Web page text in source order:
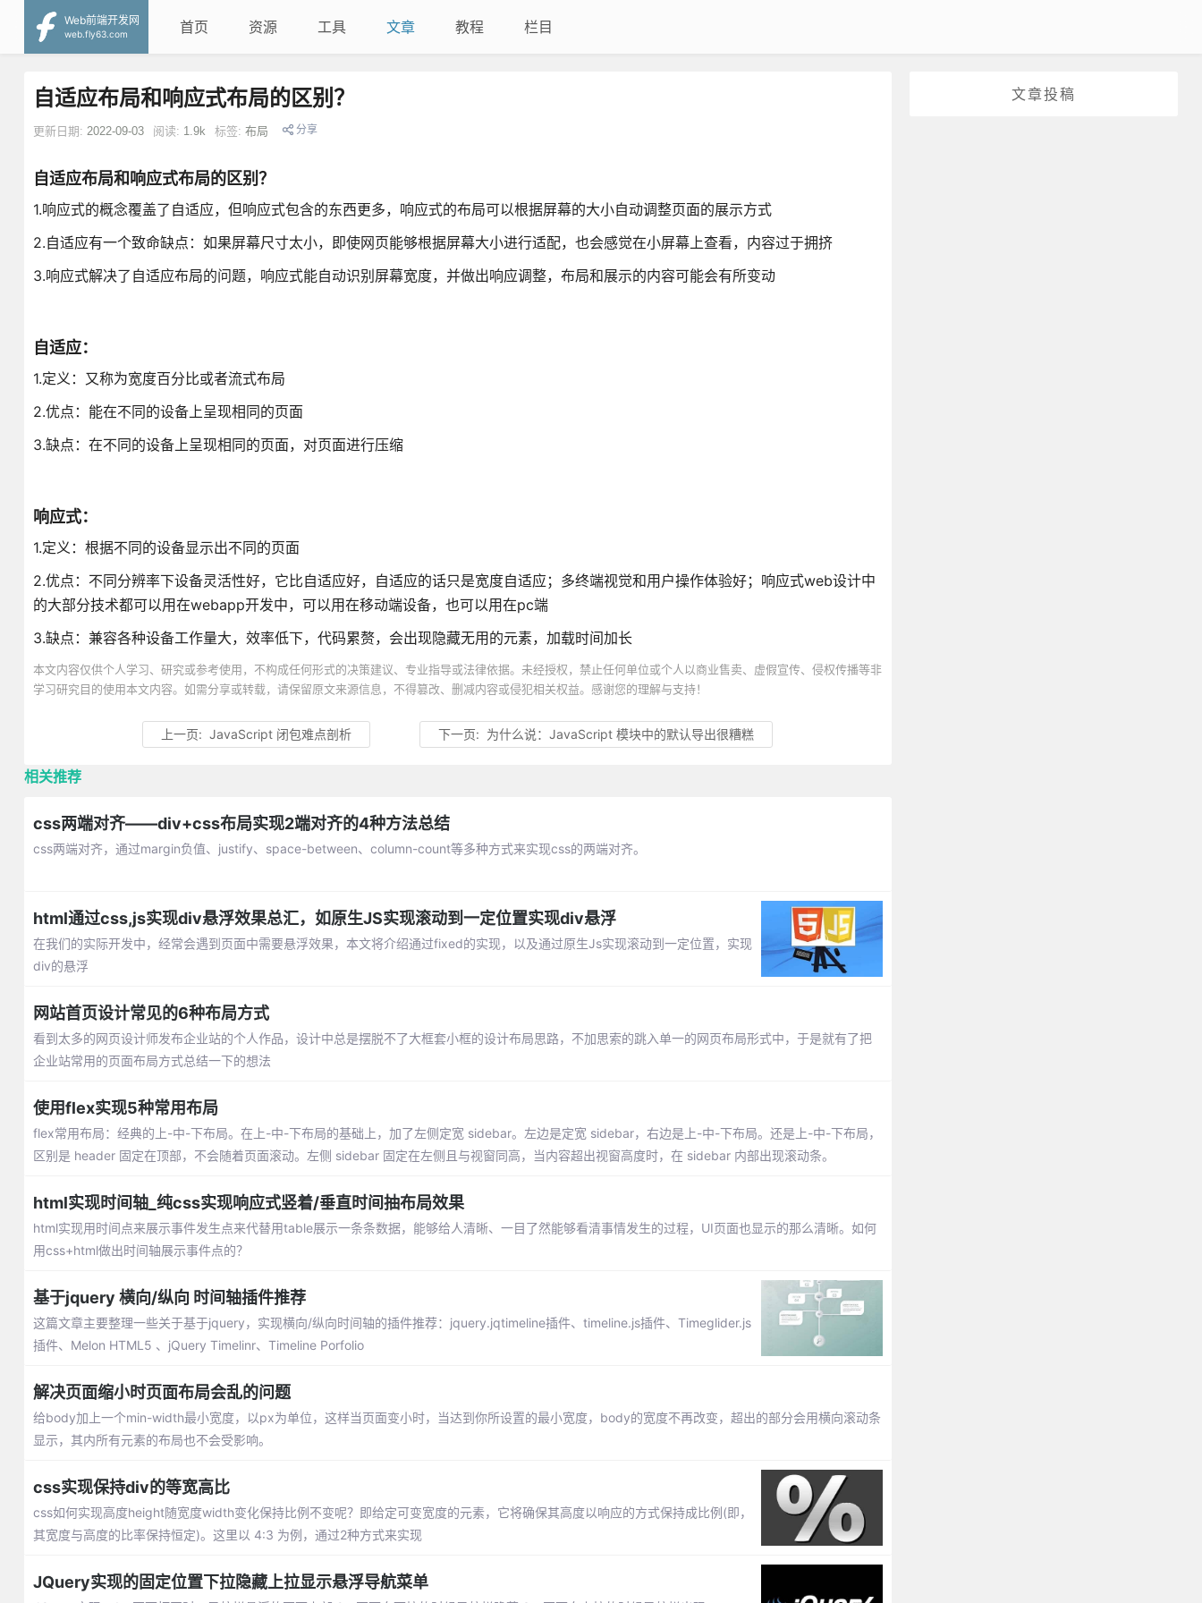
Web前端开发网
web.fly63.com
首页 资源 工具 文章 教程 栏目
文章投稿
自适应布局和响应式布局的区别？
更新日期: 2022-09-03 阅读: 1.9k 标签: 布局 分享
自适应布局和响应式布局的区别？
1.响应式的概念覆盖了自适应，但响应式包含的东西更多，响应式的布局可以根据屏幕的大小自动调整页面的展示方式
2.自适应有一个致命缺点：如果屏幕尺寸太小，即使网页能够根据屏幕大小进行适配，也会感觉在小屏幕上查看，内容过于拥挤
3.响应式解决了自适应布局的问题，响应式能自动识别屏幕宽度，并做出响应调整，布局和展示的内容可能会有所变动
自适应：
1.定义：又称为宽度百分比或者流式布局
2.优点：能在不同的设备上呈现相同的页面
3.缺点：在不同的设备上呈现相同的页面，对页面进行压缩
响应式：
1.定义：根据不同的设备显示出不同的页面
2.优点：不同分辨率下设备灵活性好，它比自适应好，自适应的话只是宽度自适应；多终端视觉和用户操作体验好；响应式web设计中
的大部分技术都可以用在webapp开发中，可以用在移动端设备，也可以用在pc端
3.缺点：兼容各种设备工作量大，效率低下，代码累赘，会出现隐藏无用的元素，加载时间加长
本文内容仅供个人学习、研究或参考使用，不构成任何形式的决策建议、专业指导或法律依据。未经授权，禁止任何单位或个人以商业售卖、虚假宣传、侵权传播等非
学习研究目的使用本文内容。如需分享或转载，请保留原文来源信息，不得篡改、删减内容或侵犯相关权益。感谢您的理解与支持！
上一页:JavaScript 闭包难点剖析 下一页: 为什么说：JavaScript 模块中的默认导出很糟糕
相关推荐
css两端对齐——div+css布局实现2端对齐的4种方法总结
css两端对齐，通过margin负值、justify、space-between、column-count等多种方式来实现css的两端对齐。
html通过css,js实现div悬浮效果总汇，如原生JS实现滚动到一定位置实现div悬浮
在我们的实际开发中，经常会遇到页面中需要悬浮效果，本文将介绍通过fixed的实现，以及通过原生Js实现滚动到一定位置，实现
div的悬浮
网站首页设计常见的6种布局方式
看到太多的网页设计师发布企业站的个人作品，设计中总是摆脱不了大框套小框的设计布局思路，不加思索的跳入单一的网页布局形式中，于是就有了把
企业站常用的页面布局方式总结一下的想法
使用flex实现5种常用布局
flex常用布局：经典的上-中-下布局。在上-中-下布局的基础上，加了左侧定宽 sidebar。左边是定宽 sidebar，右边是上-中-下布局。还是上-中-下布局，
区别是 header 固定在顶部，不会随着页面滚动。左侧 sidebar 固定在左侧且与视窗同高，当内容超出视窗高度时，在 sidebar 内部出现滚动条。
html实现时间轴_纯css实现响应式竖着/垂直时间抽布局效果
html实现用时间点来展示事件发生点来代替用table展示一条条数据，能够给人清晰、一目了然能够看清事情发生的过程，UI页面也显示的那么清晰。如何
用css+html做出时间轴展示事件点的？
基于jquery 横向/纵向 时间轴插件推荐
这篇文章主要整理一些关于基于jquery，实现横向/纵向时间轴的插件推荐：jquery.jqtimeline插件、timeline.js插件、Timeglider.js
插件、Melon HTML5 、jQuery Timelinr、Timeline Porfolio
解决页面缩小时页面布局会乱的问题
给body加上一个min-width最小宽度，以px为单位，这样当页面变小时，当达到你所设置的最小宽度，body的宽度不再改变，超出的部分会用横向滚动条
显示，其内所有元素的布局也不会受影响。
css实现保持div的等宽高比
css如何实现高度height随宽度width变化保持比例不变呢？即给定可变宽度的元素，它将确保其高度以响应的方式保持成比例(即，
其宽度与高度的比率保持恒定)。这里以 4:3 为例，通过2种方式来实现
JQuery实现的固定位置下拉隐藏上拉显示悬浮导航菜单